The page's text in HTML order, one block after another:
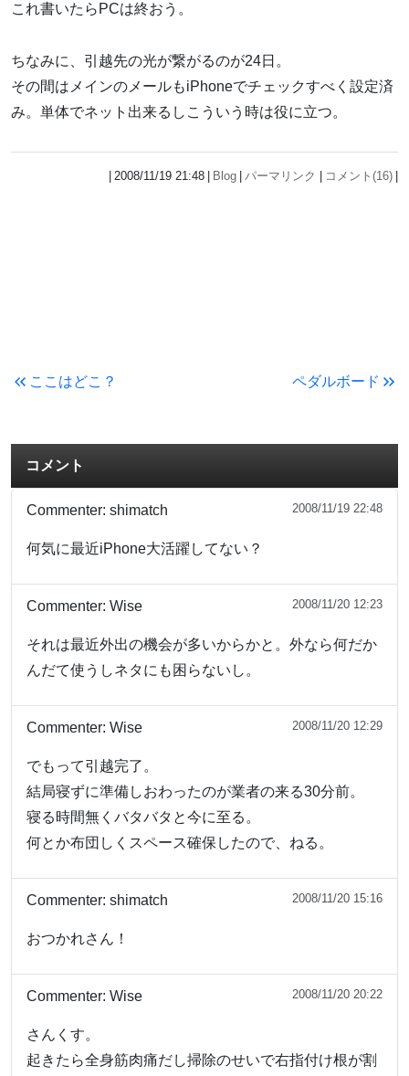
これ書いたらPCは終おう。
ちなみに、引越先の光が繋がるのが24日。
その間はメインのメールもiPhoneでチェックすべく設定済
み。単体でネット出来るしこういう時は役に立つ。
2008/11/19 21:48 Blog パーマリンク コメント(16)
ここはどこ？ ペダルボード
コメント
Commenter: shimatch 2008/11/19 22:48
何気に最近iPhone大活躍してない？
Commenter: Wise 2008/11/20 12:23
それは最近外出の機会が多いからかと。外なら何だか
んだて使うしネタにも困らないし。
Commenter: Wise 2008/11/20 12:29
でもって引越完了。
結局寝ずに準備しおわったのが業者の来る30分前。
寝る時間無くバタバタと今に至る。
何とか布団しくスペース確保したので、ねる。
Commenter: shimatch 2008/11/20 15:16
おつかれさん！
Commenter: Wise 2008/11/20 20:22
さんくす。
起きたら全身筋肉痛だし掃除のせいで右指付け根が割